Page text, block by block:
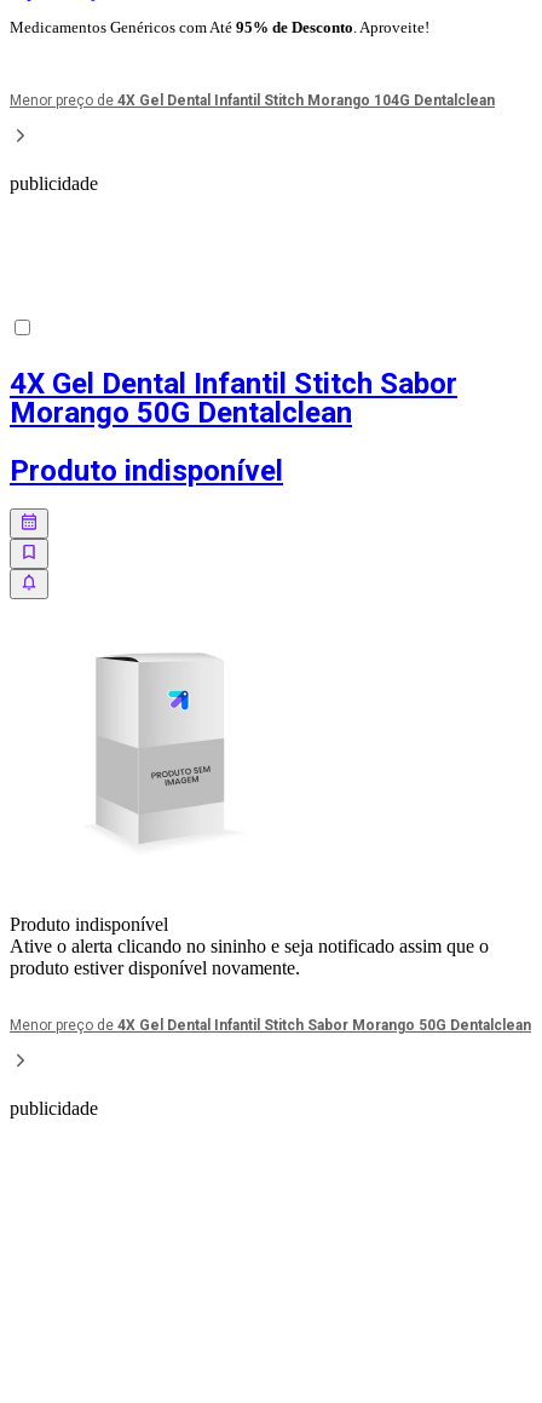
Medicamentos Genéricos com Até 95% de Desconto. Aproveite!
Menor preço de 4X Gel Dental Infantil Stitch Morango 104G Dentalclean
publicidade
4X Gel Dental Infantil Stitch Sabor
Morango 50G Dentalclean
Produto indisponível
Produto indisponível
Ative o alerta clicando no sininho e seja notificado assim que o
produto estiver disponível novamente.
Menor preço de 4X Gel Dental Infantil Stitch Sabor Morango 50G Dentalclean
publicidade